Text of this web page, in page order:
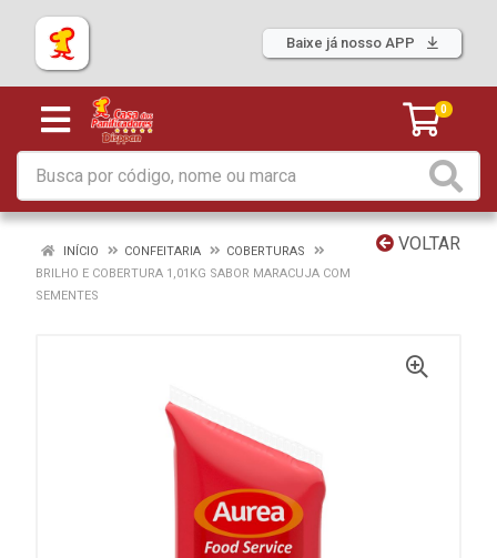
Baixe já nosso APP
0
VOLTAR
INÍCIO CONFEITARIA
COBERTURAS
BRILHO E COBERTURA 1,01KG SABOR MARACUJA COM
SEMENTES